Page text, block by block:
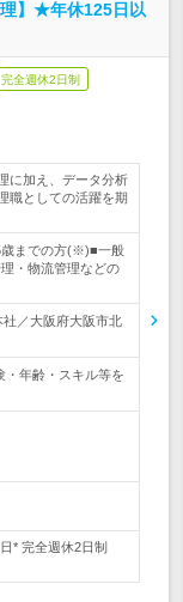
】★年休125日以
完全週休2日制
に加え、データ分析
職としての活躍を期
歳までの方(※)■一般
・物流管理などの
／大阪府大阪市北
年齢・スキル等を
* 完全週休2日制